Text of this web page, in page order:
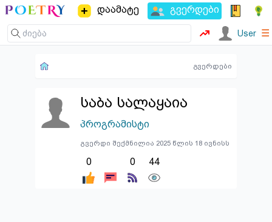
დაამატე გვერდები
User ☰
გვერდები
საბა სალაყაია
პროგრამისტი
გვერდი შექმნილია 2025 წლის 18 ივნისს
0 0 44